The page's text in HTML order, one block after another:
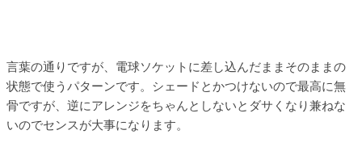
言葉の通りですが、電球ソケットに差し込んだままそのままの
状態で使うパターンです。シェードとかつけないので最高に無
骨ですが、逆にアレンジをちゃんとしないとダサくなり兼ねな
いのでセンスが大事になります。